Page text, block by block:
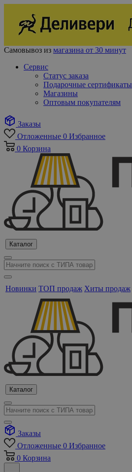
Самовывоз из магазина от 30 минут
Сервис
Статус заказа
Подарочные сертификаты
Магазины
Оптовым покупателям
Заказы
Отложенные 0 Избранное
0 Корзина
Каталог
Новинки ТОП продаж Хиты продаж
Каталог
Заказы
Отложенные 0 Избранное
0 Корзина